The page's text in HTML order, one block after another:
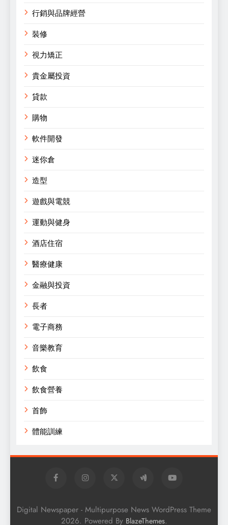
行銷與品牌經營
裝修
視力矯正
貴金屬投資
貸款
購物
軟件開發
迷你倉
造型
遊戲與電競
運動與健身
酒店住宿
醫療健康
金融與投資
長者
電子商務
音樂教育
飲食
飲食營養
首飾
體能訓練
Digital Newspaper - Multipurpose News WordPress Theme
2026. Powered By BlazeThemes.